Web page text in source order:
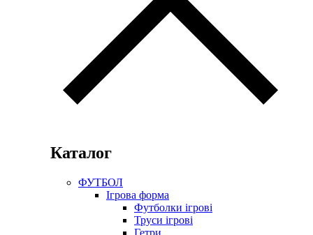
Каталог
ФУТБОЛ
Ігрова форма
Футболки ігрові
Труси ігрові
Гетри